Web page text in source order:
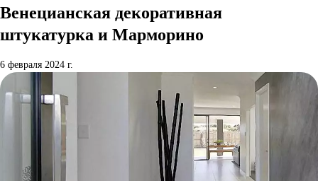
6 февраля 2024 г.
Венецианская декоративная
штукатурка и Марморино